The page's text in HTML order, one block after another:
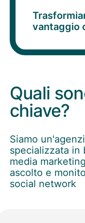
vantaggio
Quali
chiave?
Siamo
specializzata in
media
ascolto e
social network